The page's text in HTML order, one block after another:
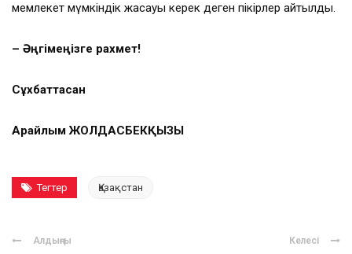
мемлекет мүмкіндік жасауы керек деген пікірлер айтылды.
– Әңгімеңізге рахмет!
Сұхбаттасқан
Арайлым ЖОЛДАСБЕКҚЫЗЫ
Тегтер Қазақстан
Алдыңғы Келесі